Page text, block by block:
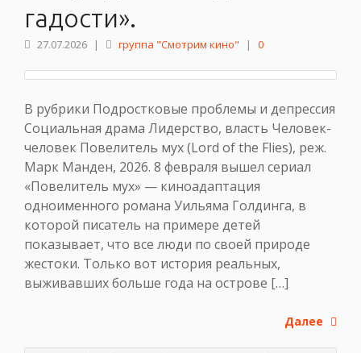
гадости».
27.07.2026 | группа "Смотрим кино" | 0
В рубрики Подростковые проблемы и депрессия
Социальная драма Лидерство, власть Человек-
человек Повелитель мух (Lord of the Flies), реж.
Марк Манден, 2026. 8 февраля вышел сериал
«Повелитель мух» — киноадаптация
одноименного романа Уильяма Голдинга, в
которой писатель на примере детей
показывает, что все люди по своей природе
жестоки. Только вот история реальных,
выживавших больше года на острове […]
Далее